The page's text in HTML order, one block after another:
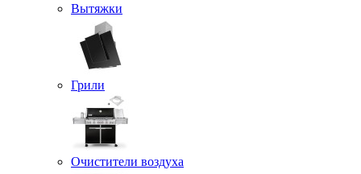
Вытяжки
Грили
Очистители воздуха